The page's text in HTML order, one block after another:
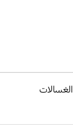
الغسالات